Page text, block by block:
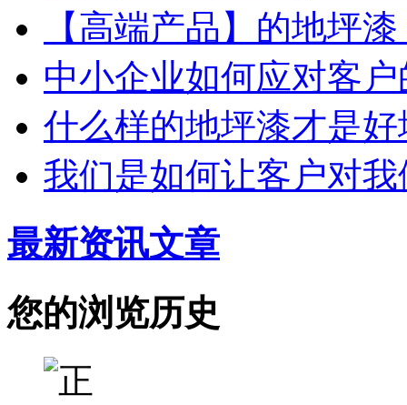
【高端产品】的地坪
中小企业如何应对客
什么样的地坪漆才是好
我们是如何让客户对
最新资讯文章
您的浏览历史